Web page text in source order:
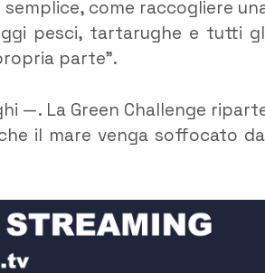
come raccogliere
pesci, tartarughe e tutti
parte”.
—. La Green Challenge
il mare venga soffocato